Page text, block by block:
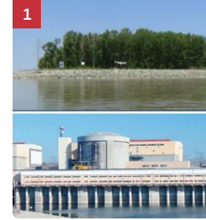
1